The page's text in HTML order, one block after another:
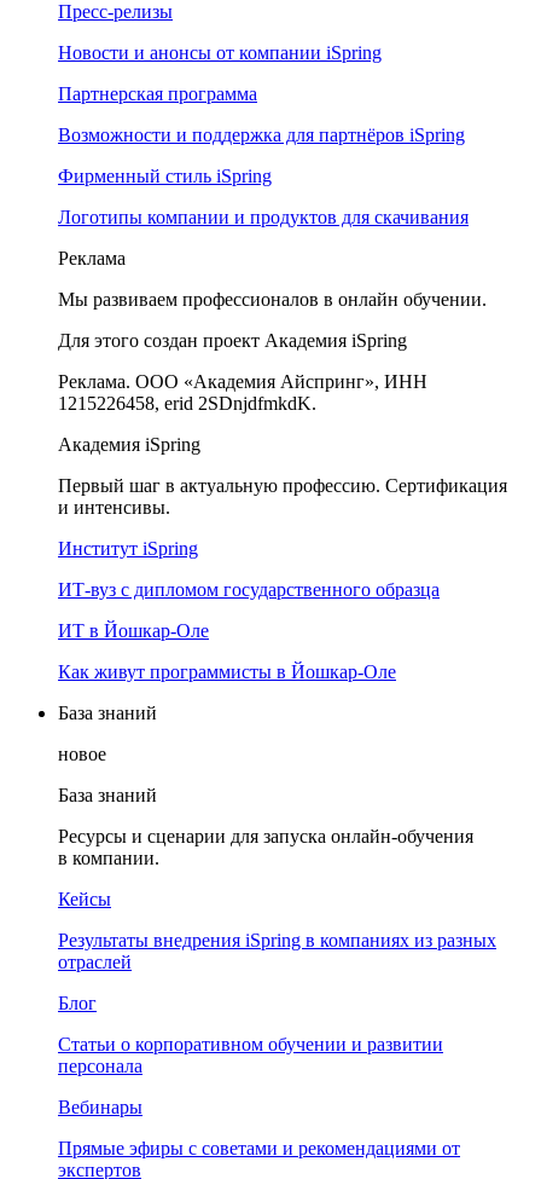
Пресс-релизы
Новости и анонсы от компании iSpring
Партнерская программа
Возможности и поддержка для партнёров iSpring
Фирменный стиль iSpring
Логотипы компании и продуктов для скачивания
Реклама
Мы развиваем профессионалов в онлайн обучении.
Для этого создан проект Академия iSpring
Реклама. ООО «Академия Айспринг», ИНН
1215226458, erid 2SDnjdfmkdK.
Академия iSpring
Первый шаг в актуальную профессию. Сертификация
и интенсивы.
Институт iSpring
ИТ-вуз с дипломом государственного образца
ИТ в Йошкар-Оле
Как живут программисты в Йошкар‑Оле
База знаний
новое
База знаний
Ресурсы и сценарии для запуска онлайн-обучения
в компании.
Кейсы
Результаты внедрения iSpring в компаниях из разных
отраслей
Блог
Статьи о корпоративном обучении и развитии
персонала
Вебинары
Прямые эфиры с советами и рекомендациями от
экспертов